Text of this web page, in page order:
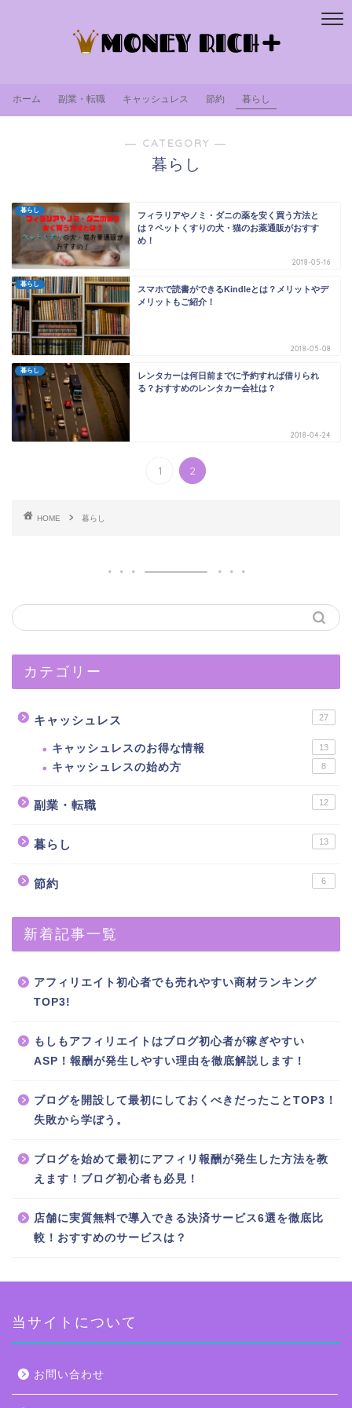
ホーム 副業・転職 キャッシュレス 節約 暮らし
― CATEGORY ―
暮らし
暮らし
フィラリアやノミ・ダニの薬を安く買う方法と
は？ペットくすりの犬・猫のお薬通販がおすす
め！
2018-05-16
暮らし
スマホで読書ができるKindleとは？メリットやデ
メリットもご紹介！
2018-05-08
暮らし
レンタカーは何日前までに予約すれば借りられ
る？おすすめのレンタカー会社は？
2018-04-24
1 2
HOME 暮らし
カテゴリー
キャッシュレス 27
キャッシュレスのお得な情報 13
キャッシュレスの始め方 8
副業・転職 12
暮らし 13
節約 6
新着記事一覧
アフィリエイト初心者でも売れやすい商材ランキング
TOP3!
もしもアフィリエイトはブログ初心者が稼ぎやすい
ASP！報酬が発生しやすい理由を徹底解説します！
ブログを開設して最初にしておくべきだったことTOP3！
失敗から学ぼう。
ブログを始めて最初にアフィリ報酬が発生した方法を教
えます！ブログ初心者も必見！
店舗に実質無料で導入できる決済サービス6選を徹底比
較！おすすめのサービスは？
当サイトについて
お問い合わせ